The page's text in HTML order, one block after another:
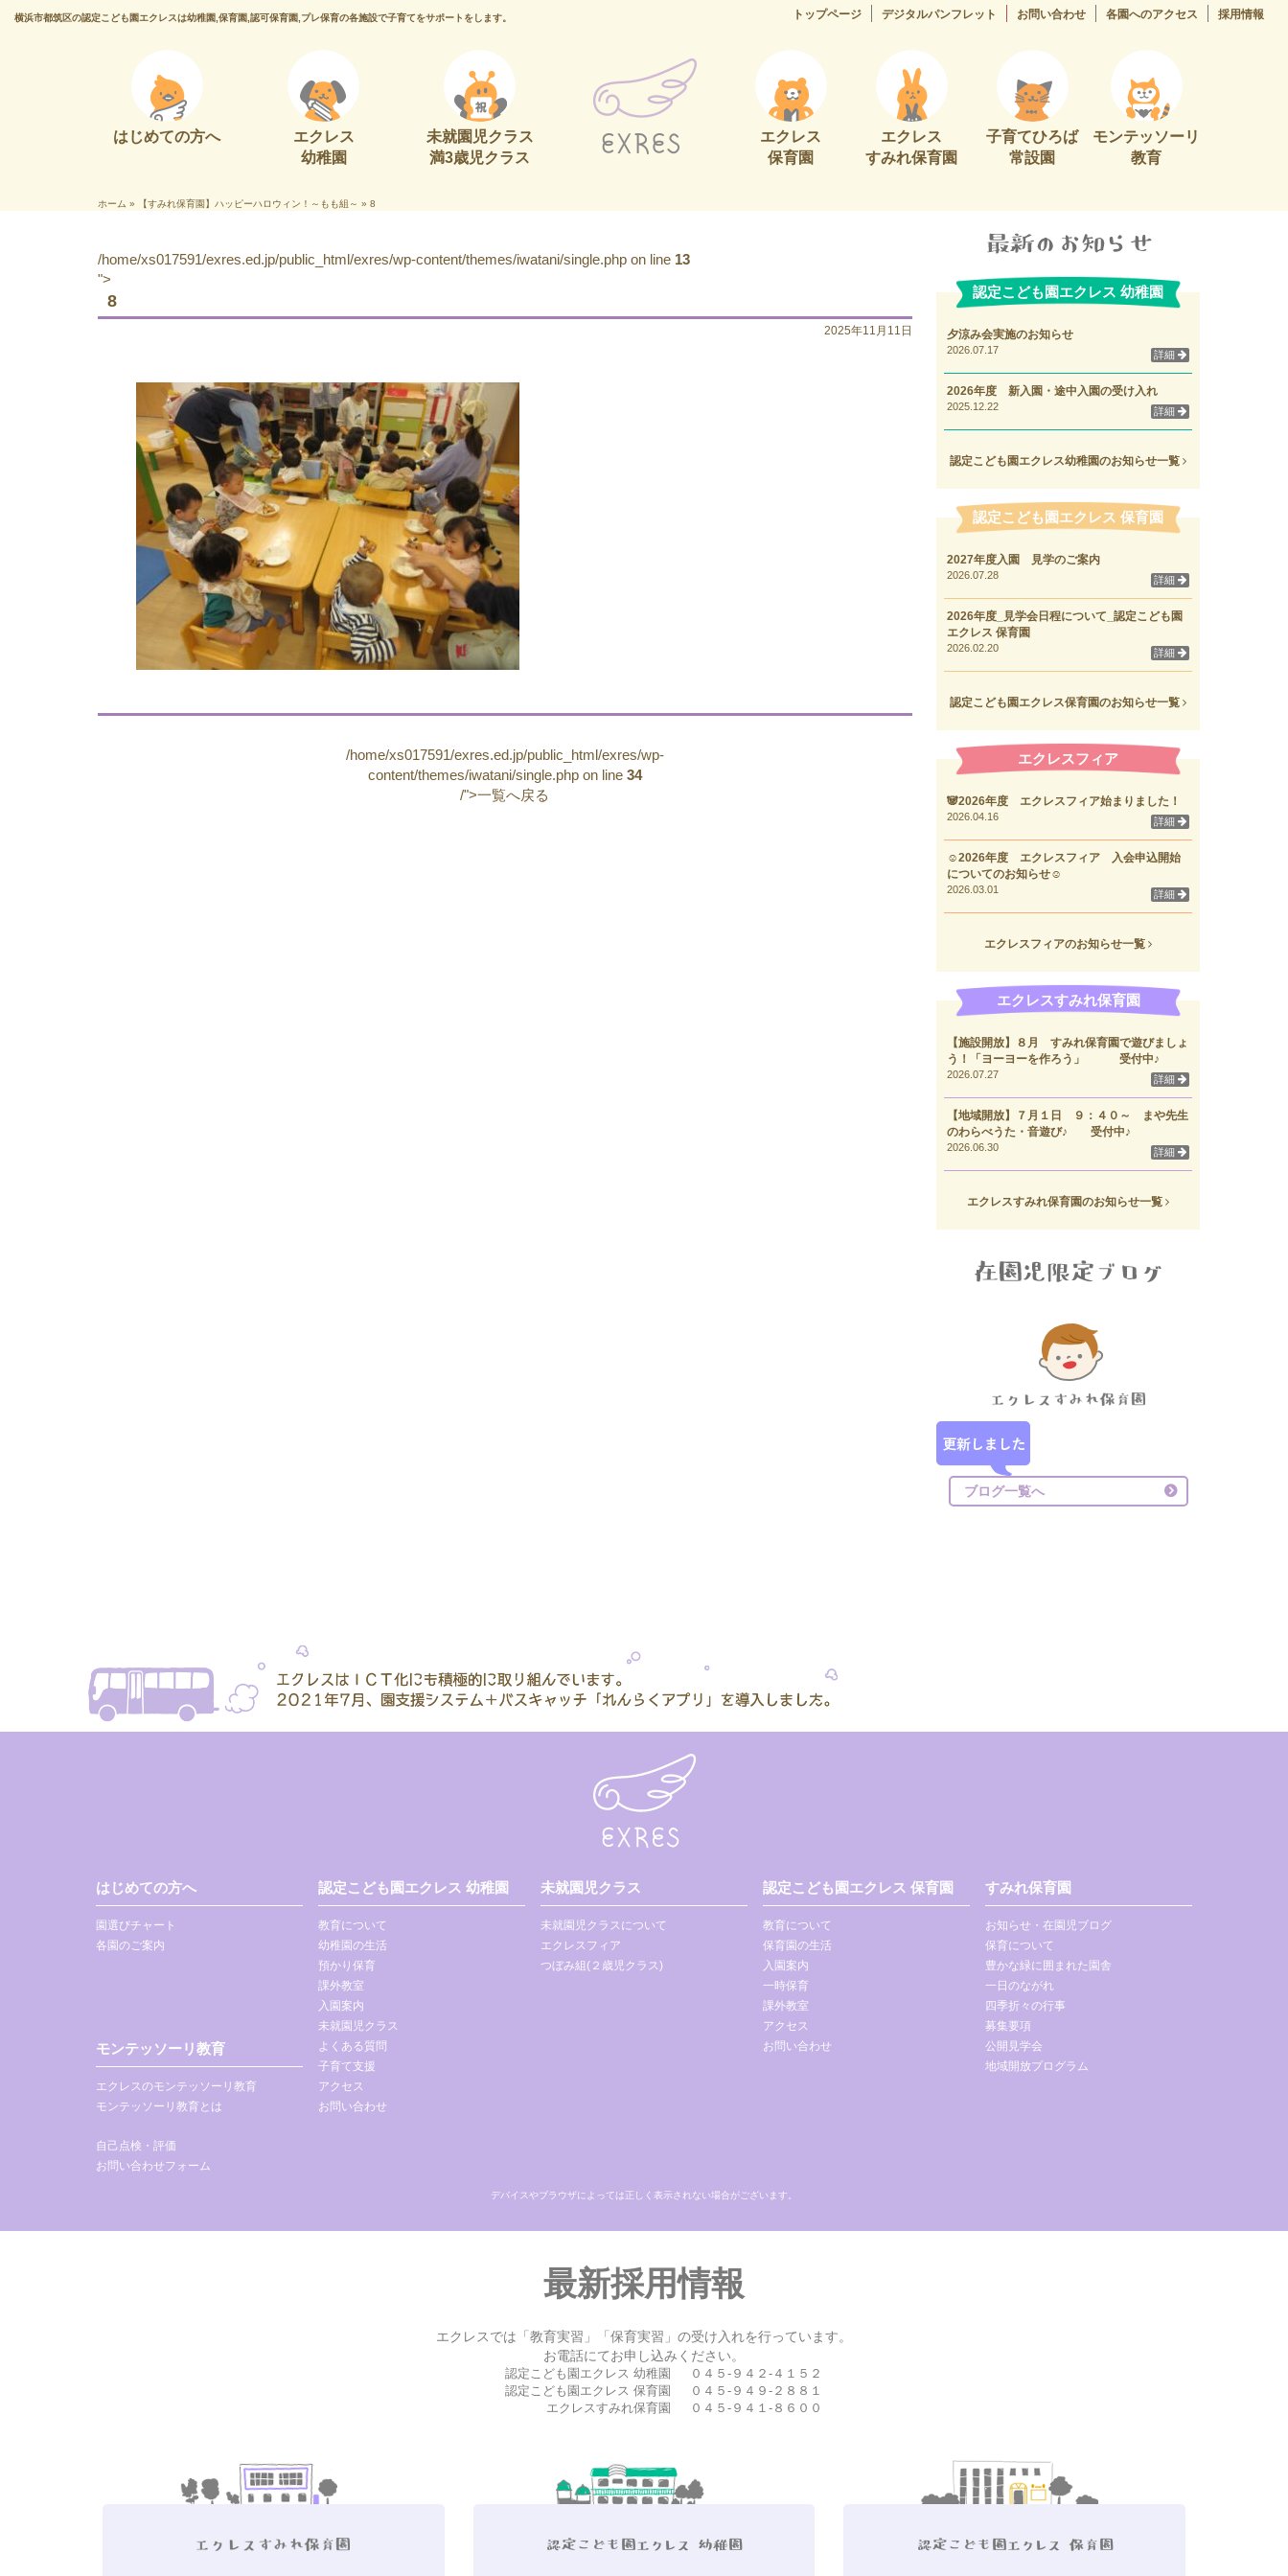
横浜市都筑区の認定こども園エクレスは幼稚園,保育園,認可保育園,プレ保育の各施設で子育てをサポートをします。 トップページ デジタルパンフレット お問い合わせ 各園へのアクセス 採用情報
はじめての方へ
エクレス
幼稚園
未就園児クラス
満3歳児クラス
エクレス
保育園
エクレス
すみれ保育園
子育てひろば
常設園
モンテッソーリ
教育
ホーム » 【すみれ保育園】ハッピーハロウィン！～もも組～ » 8
/home/xs017591/exres.ed.jp/public_html/exres/wp-content/themes/iwatani/single.php on line 13
">
8
2025年11月11日
/home/xs017591/exres.ed.jp/public_html/exres/wp-
content/themes/iwatani/single.php on line 34
/">一覧へ戻る
認定こども園エクレス 幼稚園
夕涼み会実施のお知らせ
2026.07.17 詳細
2026年度 新入園・途中入園の受け入れ
2025.12.22 詳細
認定こども園エクレス幼稚園のお知らせ一覧
認定こども園エクレス 保育園
2027年度入園 見学のご案内
2026.07.28 詳細
2026年度_見学会日程について_認定こども園
エクレス 保育園
2026.02.20 詳細
認定こども園エクレス保育園のお知らせ一覧
エクレスフィア
🐼2026年度 エクレスフィア始まりました！
2026.04.16 詳細
☺2026年度 エクレスフィア 入会申込開始
についてのお知らせ☺
2026.03.01 詳細
エクレスフィアのお知らせ一覧
エクレスすみれ保育園
【施設開放】８月 すみれ保育園で遊びましょ
う！「ヨーヨーを作ろう」 受付中♪
2026.07.27 詳細
【地域開放】７月１日 ９：４０～ まや先生
のわらべうた・音遊び♪ 受付中♪
2026.06.30 詳細
エクレスすみれ保育園のお知らせ一覧
ブログ一覧へ
はじめての方へ
園選びチャート
各園のご案内
モンテッソーリ教育
エクレスのモンテッソーリ教育
モンテッソーリ教育とは
自己点検・評価
お問い合わせフォーム
認定こども園エクレス 幼稚園
教育について
幼稚園の生活
預かり保育
課外教室
入園案内
未就園児クラス
よくある質問
子育て支援
アクセス
お問い合わせ
未就園児クラス
未就園児クラスについて
エクレスフィア
つぼみ組(２歳児クラス)
認定こども園エクレス 保育園
教育について
保育園の生活
入園案内
一時保育
課外教室
アクセス
お問い合わせ
すみれ保育園
お知らせ・在園児ブログ
保育について
豊かな緑に囲まれた園舎
一日のながれ
四季折々の行事
募集要項
公開見学会
地域開放プログラム
デバイスやブラウザによっては正しく表示されない場合がございます。
最新採用情報
エクレスでは「教育実習」「保育実習」の受け入れを行っています。
お電話にてお申し込みください。
認定こども園エクレス 幼稚園
０４５-９４２-４１５２
認定こども園エクレス 保育園
０４５-９４９-２８８１
エクレスすみれ保育園
０４５-９４１-８６００